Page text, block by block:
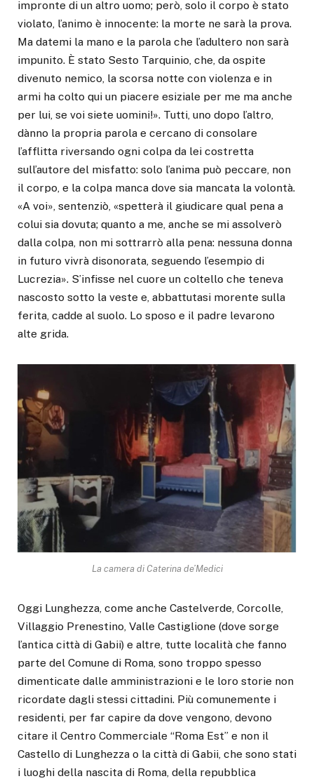
impronte di un altro uomo; però, solo il corpo è stato
violato, l’animo è innocente: la morte ne sarà la prova.
Ma datemi la mano e la parola che l’adultero non sarà
impunito. È stato Sesto Tarquinio, che, da ospite
divenuto nemico, la scorsa notte con violenza e in
armi ha colto qui un piacere esiziale per me ma anche
per lui, se voi siete uomini!». Tutti, uno dopo l’altro,
dànno la propria parola e cercano di consolare
l’afflitta riversando ogni colpa da lei costretta
sull’autore del misfatto: solo l’anima può peccare, non
il corpo, e la colpa manca dove sia mancata la volontà.
«A voi», sentenziò, «spetterà il giudicare qual pena a
colui sia dovuta; quanto a me, anche se mi assolverò
dalla colpa, non mi sottrarrò alla pena: nessuna donna
in futuro vivrà disonorata, seguendo l’esempio di
Lucrezia». S’infisse nel cuore un coltello che teneva
nascosto sotto la veste e, abbattutasi morente sulla
ferita, cadde al suolo. Lo sposo e il padre levarono
alte grida.
La camera di Caterina de’Medici
Oggi Lunghezza, come anche Castelverde, Corcolle,
Villaggio Prenestino, Valle Castiglione (dove sorge
l’antica città di Gabii) e altre, tutte località che fanno
parte del Comune di Roma, sono troppo spesso
dimenticate dalle amministrazioni e le loro storie non
ricordate dagli stessi cittadini. Più comunemente i
residenti, per far capire da dove vengono, devono
citare il Centro Commerciale “Roma Est” e non il
Castello di Lunghezza o la città di Gabii, che sono stati
i luoghi della nascita di Roma, della repubblica